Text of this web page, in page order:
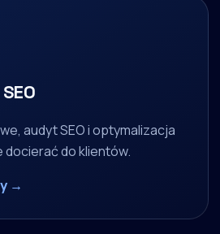
audyt SEO i optymalizacja
do klientów.
→